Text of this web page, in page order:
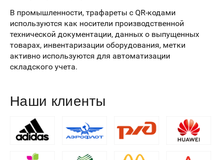
В промышленности, трафареты с QR-кодами
используются как носители производственной
технической документации, данных о выпущенных
товарах, инвентаризации оборудования, метки
активно используются для автоматизации
складского учета.
Наши клиенты